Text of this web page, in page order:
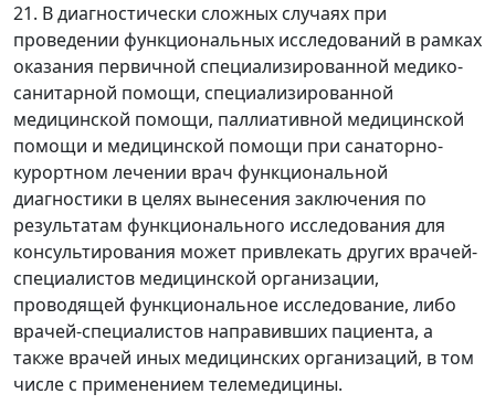
21. В диагностически сложных случаях при
проведении функциональных исследований в рамках
оказания первичной специализированной медико-
санитарной помощи, специализированной
медицинской помощи, паллиативной медицинской
помощи и медицинской помощи при санаторно-
курортном лечении врач функциональной
диагностики в целях вынесения заключения по
результатам функционального исследования для
консультирования может привлекать других врачей-
специалистов медицинской организации,
проводящей функциональное исследование, либо
врачей-специалистов направивших пациента, а
также врачей иных медицинских организаций, в том
числе с применением телемедицины.